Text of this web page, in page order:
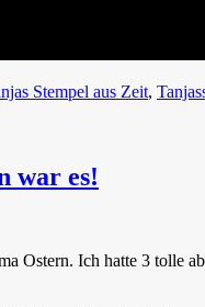
Stempel aus Zeit,
war es!
Ostern. Ich hatte 3 tolle